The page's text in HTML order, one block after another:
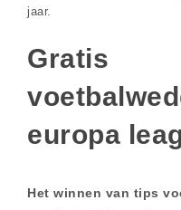
jaar.
Gratis
europa
Het winnen van tips